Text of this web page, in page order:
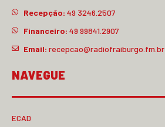
Recepção: 49 3246.2507
Financeiro: 49 99841.2907
Email: recepcao@radiofraiburgo.fm.br
NAVEGUE
ECAD